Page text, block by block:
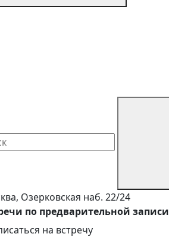
Озерковская наб. 22/24
по предварительной записи
на встречу